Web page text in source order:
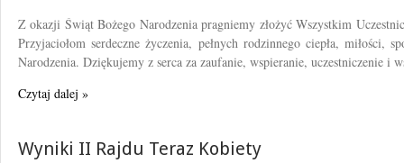
Z okazji Świąt Bożego Narodzenia pragniemy złożyć Wszystkim
Przyjaciołom serdeczne życzenia, pełnych rodzinnego ciepła, miłości,
Narodzenia. Dziękujemy z serca za zaufanie, wspieranie, uczestniczenie i
Czytaj dalej »
Wyniki II Rajdu Teraz Kobiety